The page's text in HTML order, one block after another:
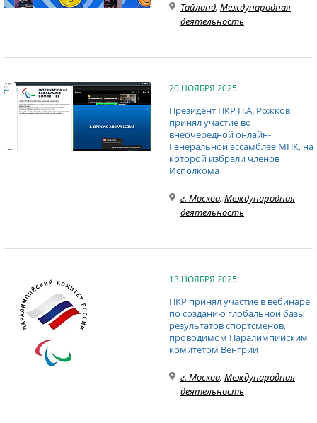
Тайланд, Международная
деятельность
20 НОЯБРЯ 2025
Президент ПКР П.А. Рожков
принял участие во
внеочередной онлайн-
Генеральной ассамблее МПК, на
которой избрали членов
Исполкома
г. Москва, Международная
деятельность
13 НОЯБРЯ 2025
ПКР принял участие в вебинаре
по созданию глобальной базы
результатов спортсменов,
проводимом Паралимпийским
комитетом Венгрии
г. Москва, Международная
деятельность